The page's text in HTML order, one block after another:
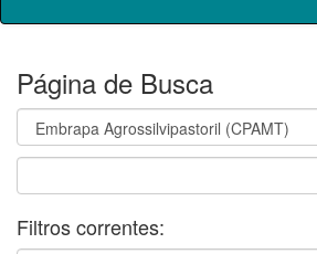
Página de Busca
Filtros correntes: